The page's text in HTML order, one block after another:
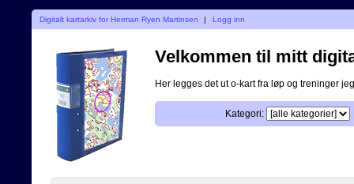
Digitalt kartarkiv for Herman Ryen Martinsen | Logg inn
Velkommen til mitt
Her legges det ut o-kart fra løp og treninger
Kategori: